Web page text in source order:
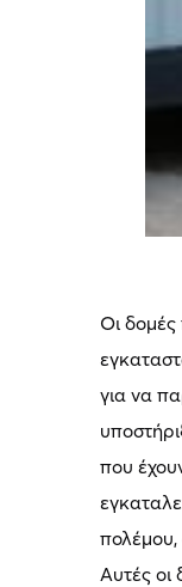
Οι
για να
που
Αυτές οι